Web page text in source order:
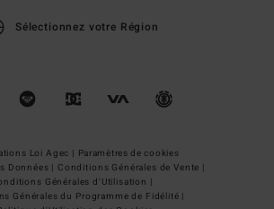
Sélectionnez votre Région
Loi Agec | Paramètres de cookies
Données | Conditions Générales de Vente |
Générales d'Utilisation |
Générales du Programme de Fidélité |